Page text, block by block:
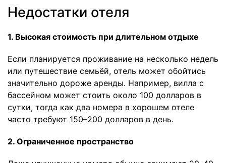
Недостатки отеля
1. Высокая стоимость при длительном отдыхе
Если планируется проживание на несколько недель
или путешествие семьёй, отель может обойтись
значительно дороже аренды. Например, вилла с
бассейном может стоить около 100 долларов в
сутки, тогда как два номера в хорошем отеле
часто требуют 150–200 долларов в день.
2. Ограниченное пространство